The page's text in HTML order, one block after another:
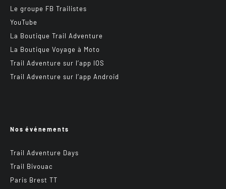
Le groupe FB Trailistes
YouTube
La Boutique Trail Adventure
La Boutique Voyage à Moto
Trail Adventure sur l’app IOS
Trail Adventure sur l’app Android
Nos événements
Trail Adventure Days
Trail Bivouac
Paris Brest TT